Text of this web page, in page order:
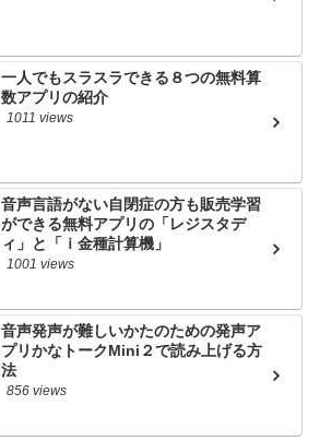
一人でもスラスラできる８つの無料算
数アプリの紹介
1011 views
音声言語がない自閉症の方も販売学習
ができる無料アプリの「レジスタデ
ィ」と「ｉ金種計算機」
1001 views
音声発声が難しいかたのための発声ア
プリかなトークMini２で読み上げる方
法
856 views